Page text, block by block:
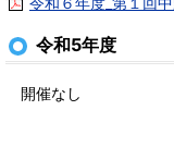
令和5年度
開催なし